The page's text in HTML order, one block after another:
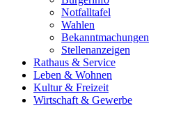
Notfalltafel
Wahlen
Bekanntmachungen
Stellenanzeigen
Rathaus & Service
Leben & Wohnen
Kultur & Freizeit
Wirtschaft & Gewerbe